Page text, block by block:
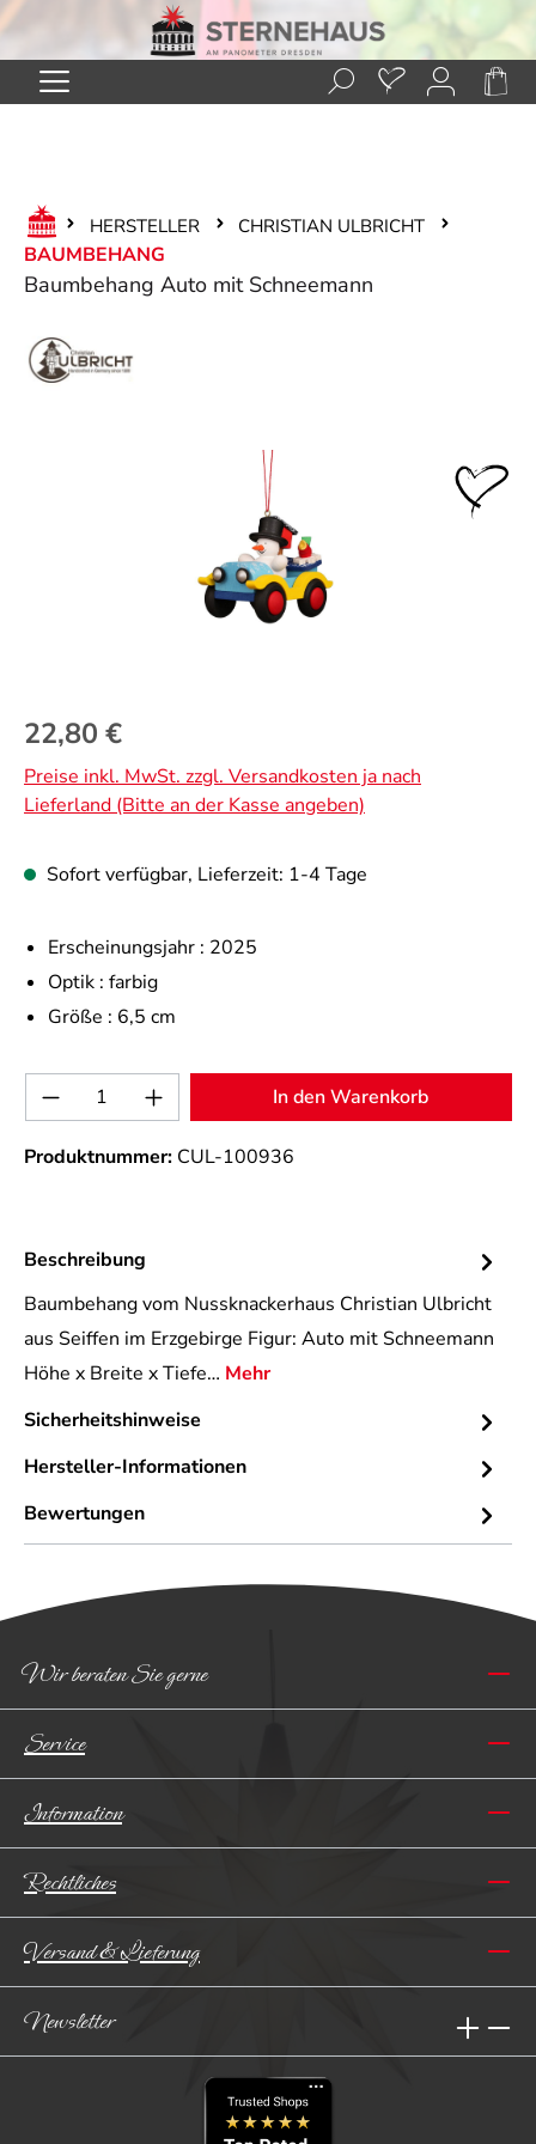
Zum Hauptinhalt springen
HERSTELLER CHRISTIAN ULBRICHT
BAUMBEHANG
Baumbehang Auto mit Schneemann
Regulärer Preis:
22,80 €
Preise inkl. MwSt. zzgl. Versandkosten ja nach
Lieferland (Bitte an der Kasse angeben)
Sofort verfügbar, Lieferzeit: 1-4 Tage
Erscheinungsjahr : 2025
Optik : farbig
Größe : 6,5 cm
Produkt Anzahl: Gib den gewünschten
In den Warenkorb
Produktnummer: CUL-100936
Beschreibung
Baumbehang vom Nussknackerhaus Christian Ulbricht
aus Seiffen im Erzgebirge Figur: Auto mit Schneemann
Höhe x Breite x Tiefe… Mehr
Sicherheitshinweise
Hersteller-Informationen
Bewertungen
Wir beraten Sie gerne
Service
Information
Rechtliches
Versand & Lieferung
Newsletter